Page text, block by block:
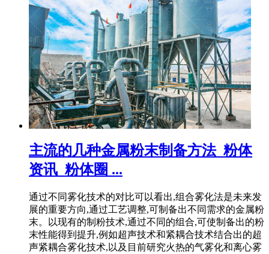
主流的几种金属粉末制备方法_粉体
资讯_粉体圈 ...
通过不同雾化技术的对比可以看出,组合雾化法是未来发
展的重要方向,通过工艺调整,可制备出不同需求的金属粉
末。以现有的制粉技术,通过不同的组合,可使制备出的粉
末性能得到提升,例如超声技术和紧耦合技术结合出的超
声紧耦合雾化技术,以及目前研究火热的气雾化和离心雾